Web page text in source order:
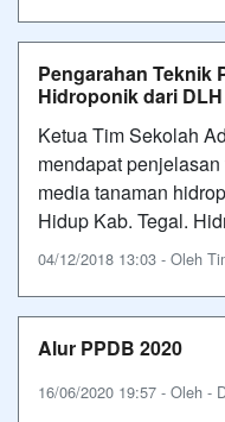
Pengarahan Teknik
Hidroponik dari
Ketua Tim Sekolah
mendapat
media tanaman
Hidup Kab. Tegal.
04/12/2018 13:03 - Oleh
Alur PPDB 2020
16/06/2020 19:57 - Oleh -